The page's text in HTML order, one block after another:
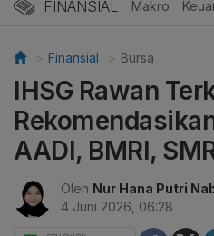
FINANSIAL Makro
Finansial Bursa
IHSG Rawan
AADI, BMRI,
Oleh Nur Hana Putri
4 Juni 2026, 06:28